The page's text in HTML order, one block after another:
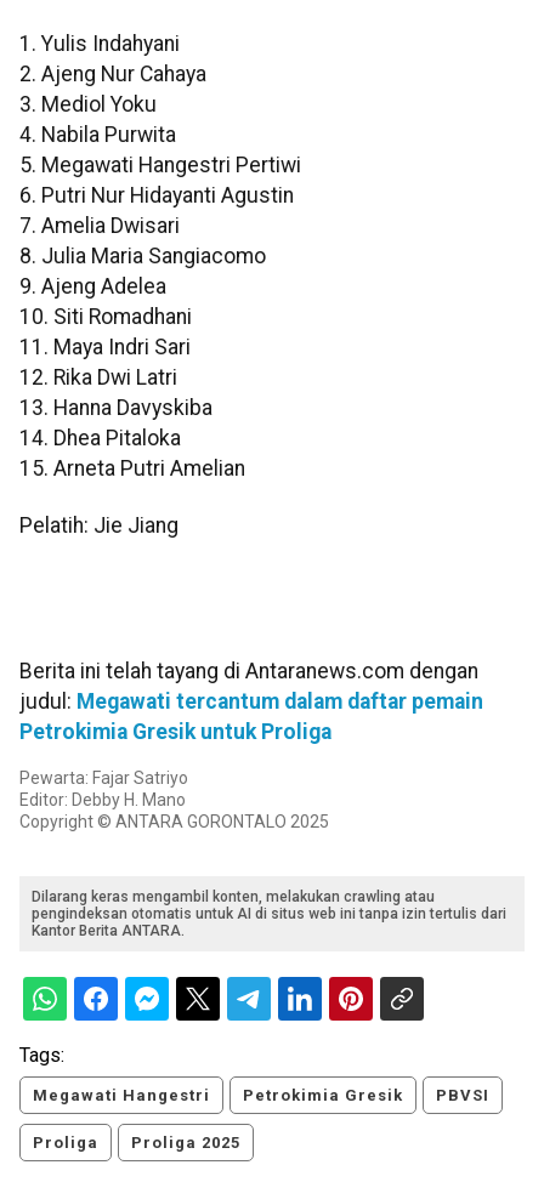
1. Yulis Indahyani
2. Ajeng Nur Cahaya
3. Mediol Yoku
4. Nabila Purwita
5. Megawati Hangestri Pertiwi
6. Putri Nur Hidayanti Agustin
7. Amelia Dwisari
8. Julia Maria Sangiacomo
9. Ajeng Adelea
10. Siti Romadhani
11. Maya Indri Sari
12. Rika Dwi Latri
13. Hanna Davyskiba
14. Dhea Pitaloka
15. Arneta Putri Amelian
Pelatih: Jie Jiang
Berita ini telah tayang di Antaranews.com dengan
judul: Megawati tercantum dalam daftar pemain
Petrokimia Gresik untuk Proliga
Pewarta: Fajar Satriyo
Editor: Debby H. Mano
Copyright © ANTARA GORONTALO 2025
Dilarang keras mengambil konten, melakukan crawling atau
pengindeksan otomatis untuk AI di situs web ini tanpa izin tertulis dari
Kantor Berita ANTARA.
Tags:
Megawati Hangestri Petrokimia Gresik PBVSI
Proliga Proliga 2025